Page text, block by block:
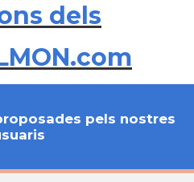
dels
pels nostres